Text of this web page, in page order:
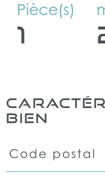
Pièce(s)
1
BIEN
Caractéristiques
Code postal